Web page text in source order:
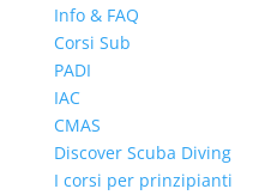
Info & FAQ
Corsi Sub
PADI
IAC
CMAS
Discover Scuba Diving
I corsi per prinzipianti